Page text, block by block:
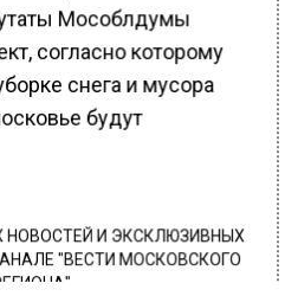
Мособлдумы
согласно которому
снега и мусора
будут
И ЭКСКЛЮЗИВНЫХ
"ВЕСТИ МОСКОВСКОГО